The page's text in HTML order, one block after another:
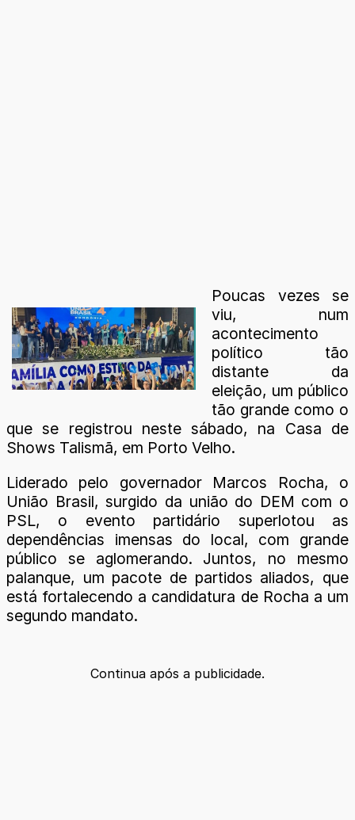
Poucas vezes se
viu, num
acontecimento
político tão
distante da
eleição, um público
tão grande como o
que se registrou neste sábado, na Casa de
Shows Talismã, em Porto Velho.
Liderado pelo governador Marcos Rocha, o
União Brasil, surgido da união do DEM com o
PSL, o evento partidário superlotou as
dependências imensas do local, com grande
público se aglomerando. Juntos, no mesmo
palanque, um pacote de partidos aliados, que
está fortalecendo a candidatura de Rocha a um
segundo mandato.
Continua após a publicidade.